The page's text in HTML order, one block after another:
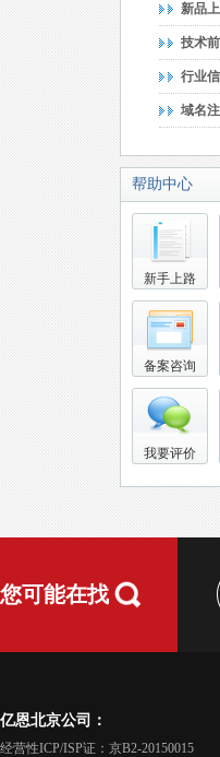
新品
技术
行业
域名
帮助中心
新手上路
备案咨询
我要评价
您可能在找
亿恩北京公司：
经营性ICP/ISP证：京B2-20150015